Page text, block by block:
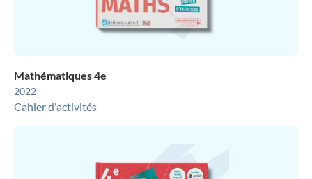
Mathématiques 4e
2022
Cahier d'activités